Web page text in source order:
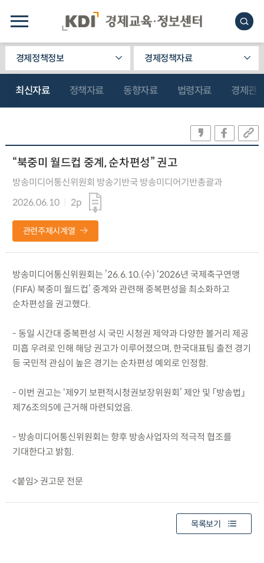
경제정책정보 경제정책자료
최신자료 정책자료 동향자료 법령자료 경제관
“북중미 월드컵 중계, 순차편성” 권고
방송미디어통신위원회 방송기반국 방송미디어기반총괄과
2026.06.10
2p
관련주제시계열
방송미디어통신위원회는 ’26.6.10.(수) ‘2026년 국제축구연맹
(FIFA) 북중미 월드컵’ 중계와 관련해 중복편성을 최소화하고
순차편성을 권고했다.
- 동일 시간대 중복편성 시 국민 시청권 제약과 다양한 볼거리 제공
미흡 우려로 인해 해당 권고가 이루어졌으며, 한국대표팀 출전 경기
등 국민적 관심이 높은 경기는 순차편성 예외로 인정함.
- 이번 권고는 ‘제9기 보편적시청권보장위원회’ 제안 및 「방송법」
제76조의5에 근거해 마련되었음.
- 방송미디어통신위원회는 향후 방송사업자의 적극적 협조를
기대한다고 밝힘.
<붙임> 권고문 전문
목록보기